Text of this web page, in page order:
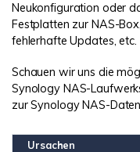
Neukonfiguration oder
Festplatten zur NAS-
fehlerhafte Updates, etc.
Schauen wir uns die
Synology NAS-
zur Synology NAS-
Ursachen